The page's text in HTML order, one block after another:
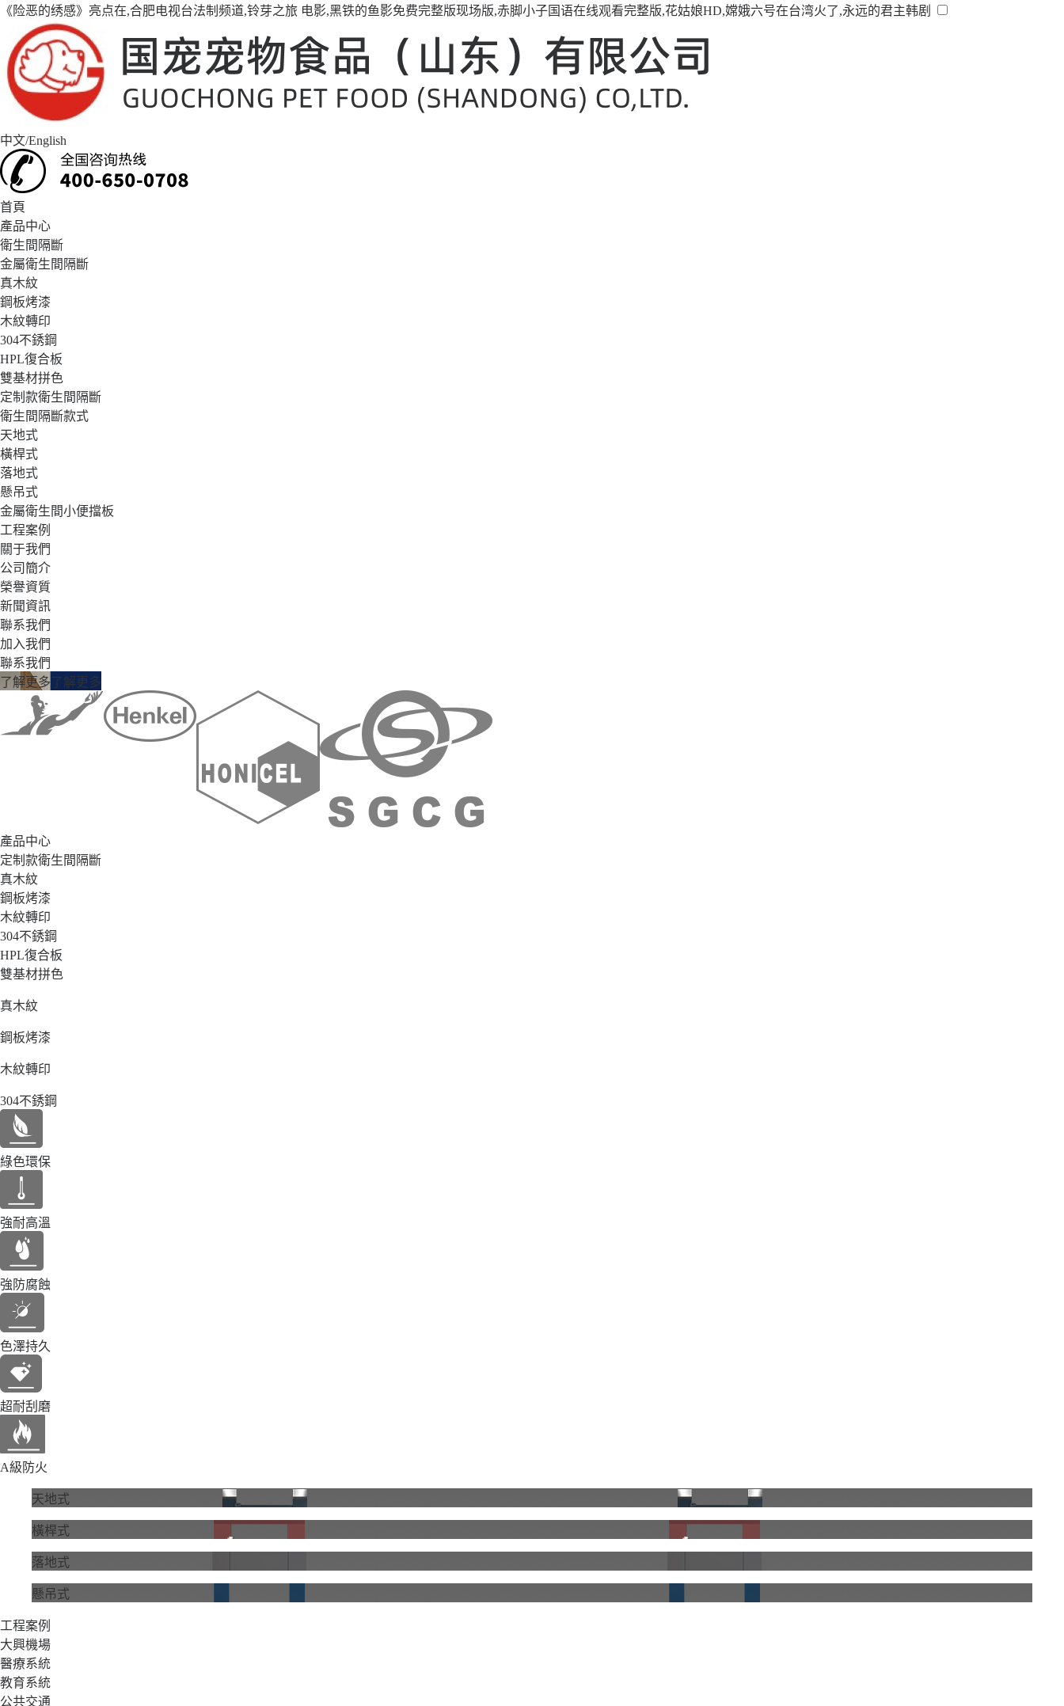
《险恶的绣感》亮点在,合肥电视台法制频道,铃芽之旅 电影,黑铁的鱼影免费完整版现场版,赤脚小子国语在线观看完整版,花姑娘HD,嫦娥六号在台湾火了,永远的君主韩剧
中文/English
首頁
產品中心
衛生間隔斷
金屬衛生間隔斷
真木紋
鋼板烤漆
木紋轉印
304不銹鋼
HPL復合板
雙基材拼色
定制款衛生間隔斷
衛生間隔斷款式
天地式
橫桿式
落地式
懸吊式
金屬衛生間小便擋板
工程案例
關于我們
公司簡介
榮譽資質
新聞資訊
聯系我們
加入我們
聯系我們
了解更多了解更多
產品中心
定制款衛生間隔斷
真木紋
鋼板烤漆
木紋轉印
304不銹鋼
HPL復合板
雙基材拼色
真木紋
鋼板烤漆
木紋轉印
304不銹鋼
綠色環保
強耐高溫
強防腐蝕
色澤持久
超耐刮磨
A級防火
天地式
橫桿式
落地式
懸吊式
工程案例
大興機場
醫療系統
教育系統
公共交通